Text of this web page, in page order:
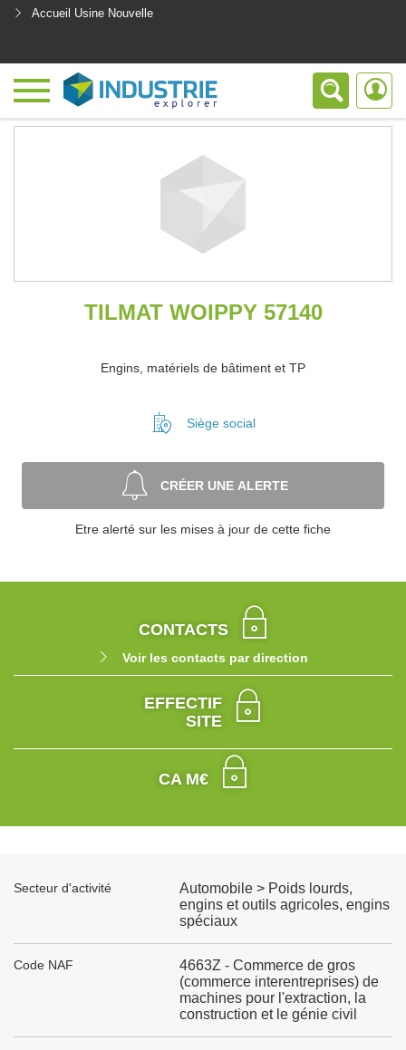
Accueil Usine Nouvelle
TILMAT WOIPPY 57140
Engins, matériels de bâtiment et TP
Siège social
CRÉER UNE ALERTE
Etre alerté sur les mises à jour de cette fiche
CONTACTS
Voir les contacts par direction
EFFECTIF
SITE
CA M€
Secteur d'activité
Automobile > Poids lourds,
engins et outils agricoles, engins
spéciaux
Code NAF
4663Z - Commerce de gros
(commerce interentreprises) de
machines pour l'extraction, la
construction et le génie civil